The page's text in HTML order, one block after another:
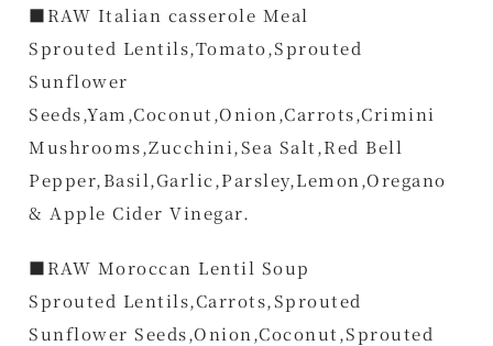
■RAW Italian casserole Meal
Sprouted Lentils,Tomato,Sprouted
Sunflower
Seeds,Yam,Coconut,Onion,Carrots,Crimini
Mushrooms,Zucchini,Sea Salt,Red Bell
Pepper,Basil,Garlic,Parsley,Lemon,Oregano
& Apple Cider Vinegar.
■RAW Moroccan Lentil Soup
Sprouted Lentils,Carrots,Sprouted
Sunflower Seeds,Onion,Coconut,Sprouted